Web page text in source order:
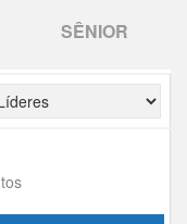
SÊNIOR